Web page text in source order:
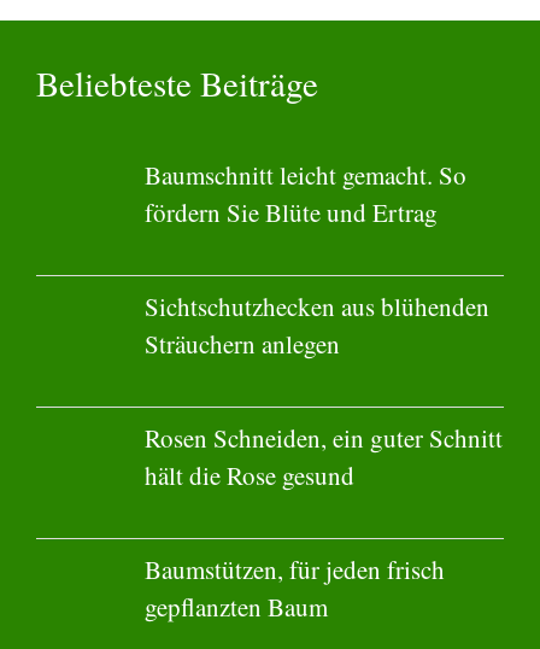
Beliebteste Beiträge
Baumschnitt leicht gemacht. So
fördern Sie Blüte und Ertrag
Sichtschutzhecken aus blühenden
Sträuchern anlegen
Rosen Schneiden, ein guter Schnitt
hält die Rose gesund
Baumstützen, für jeden frisch
gepflanzten Baum